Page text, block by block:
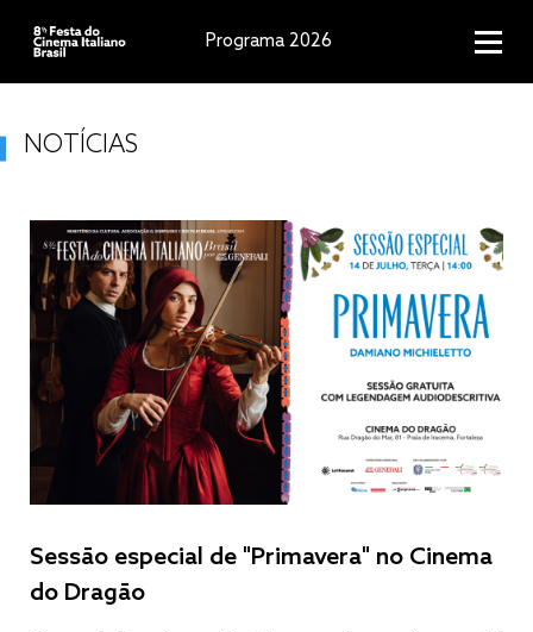
Programa 2026
NOTÍCIAS
Sessão especial de "Primavera" no Cinema
do Dragão